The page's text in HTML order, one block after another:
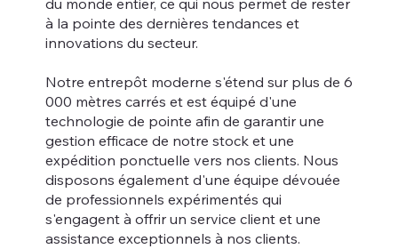
du monde entier, ce qui nous permet de rester
à la pointe des dernières tendances et
innovations du secteur.
Notre entrepôt moderne s'étend sur plus de 6
000 mètres carrés et est équipé d'une
technologie de pointe afin de garantir une
gestion efficace de notre stock et une
expédition ponctuelle vers nos clients. Nous
disposons également d'une équipe dévouée
de professionnels expérimentés qui
s'engagent à offrir un service client et une
assistance exceptionnels à nos clients.